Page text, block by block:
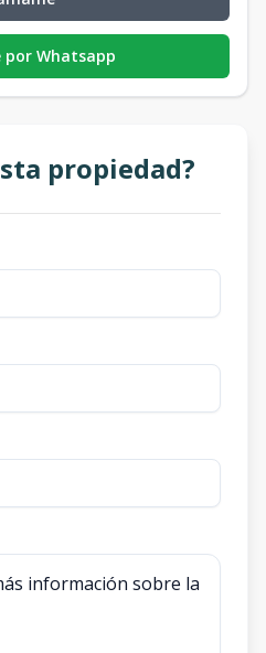
por Whatsapp
propiedad?